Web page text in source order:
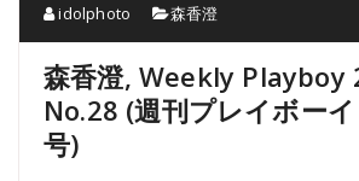
idolphoto 森香澄
森香澄, Weekly Playboy
No.28 (週刊プレイボー
号)